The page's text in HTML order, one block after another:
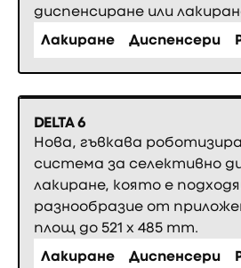
диспенсиране или
Лакиране
Диспенсери
DELTA 6
Нова, гъвкава
система за селективно
лакиране, която е
разнообразие от
площ до 521 x 485 mm.
Лакиране
Диспенсери